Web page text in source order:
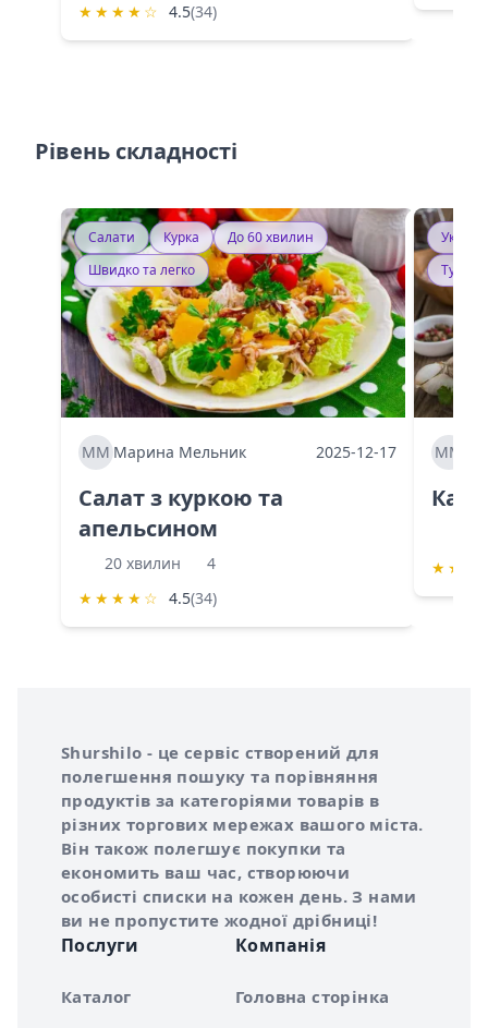
★ ★ ★ ★ ☆ 4.5(34)
Рівень складності
Салати Курка
До 60 хвилин
Швидко та легко
ММ Марина Мельник 2025-12-17
Салат з куркою та
апельсином
20 хвилин
4
★ ★ ★ ★ ☆ 4.5(34)
ММ
★ ★
Про сервіс Shurshilo
Shurshilo - це сервіс створений для
полегшення пошуку та порівняння
продуктів за категоріями товарів в
різних торгових мережах вашого міста.
Він також полегшує покупки та
економить ваш час, створюючи
особисті списки на кожен день. З нами
ви не пропустите жодної дрібниці!
Послуги
Каталог
Компанія
Головна сторінка